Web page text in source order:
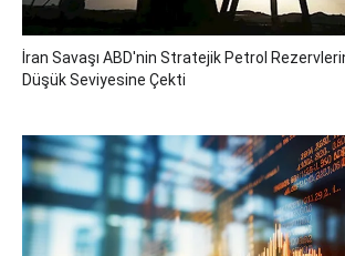
İran Savaşı ABD'nin Stratejik Petrol
Düşük Seviyesine Çekti